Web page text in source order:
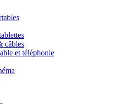
câbles
et téléphonie